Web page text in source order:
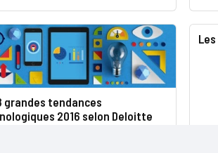
grandes tendances
2016 selon Deloitte